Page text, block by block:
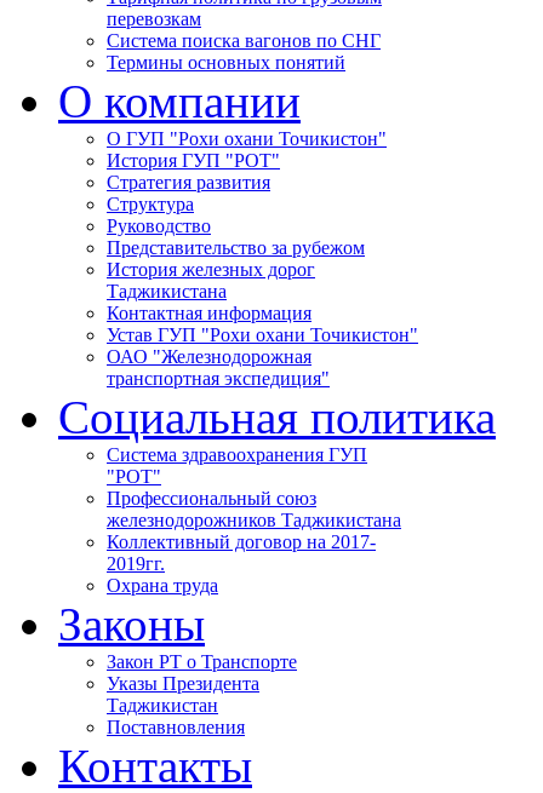
перевозкам
Система поиска вагонов по СНГ
Термины основных понятий
О компании
О ГУП "Рохи охани Точикистон"
История ГУП "РОТ"
Стратегия развития
Структура
Руководство
Представительство за рубежом
История железных дорог
Таджикистана
Контактная информация
Устав ГУП "Рохи охани Точикистон"
ОАО "Железнодорожная
транспортная экспедиция"
Социальная политика
Система здравоохранения ГУП
"РОТ"
Профессиональный союз
железнодорожников Таджикистана
Коллективный договор на 2017-
2019гг.
Охрана труда
Законы
Закон РТ о Транспорте
Указы Президента
Таджикистан
Поставновления
Контакты